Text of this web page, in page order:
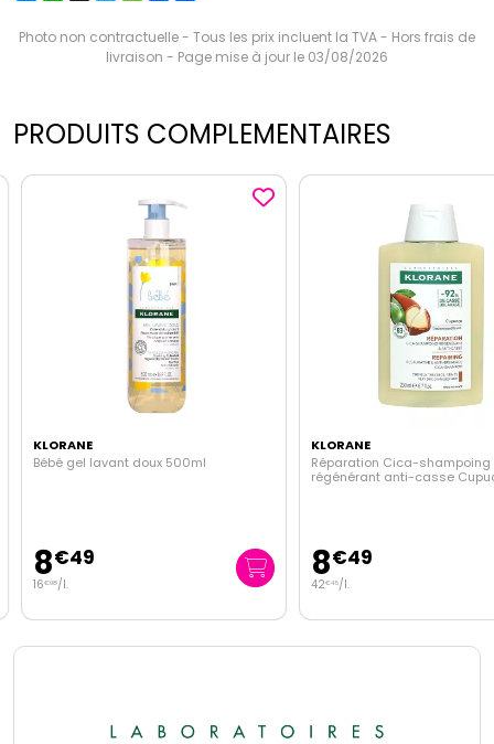
Photo non contractuelle - Tous les prix incluent la TVA - Hors frais de
livraison - Page mise à jour le 03/08/2026
PRODUITS COMPLEMENTAIRES
KLORANE
Bébé gel lavant doux 500ml
8€49
16€98/l.
KLORANE
Réparation Cica-shampoing
régénérant anti-casse
8€49
42€45/l.